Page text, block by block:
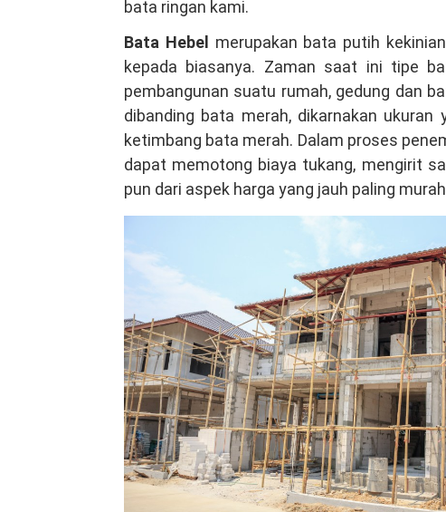
dan
Lama
Hubungi
WA
081381344044
bata ringan kami.
Bata Hebel merupakan bata putih
kepada biasanya. Zaman saat ini tipe
pembangunan suatu rumah, gedung dan
dibanding bata merah, dikarnakan
ketimbang bata merah. Dalam proses
dapat memotong biaya tukang, mengirit
pun dari aspek harga yang jauh paling